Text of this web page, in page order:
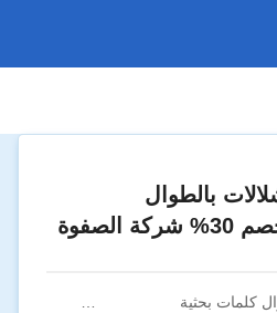
بالطوال
كلمات بحثية …